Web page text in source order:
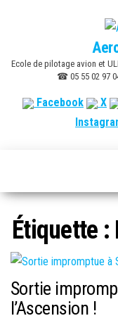
content
Ecole de pilotage avion et
☎ 05 55 02 97
Facebook X
Étiquette :
Sortie
l’Ascension !